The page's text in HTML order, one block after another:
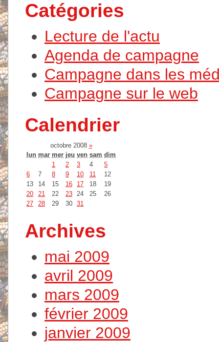
Catégories
Lecture de l'actu
Agenda de campagne
Campagne dans les
Campagne sur le web
Calendrier
octobre 2008 »
lun mar mer jeu ven sam dim
1
2 3 4
5
6
7 8 9 10 11
12
13
14 15 16 17 18
19
20
21 22 23 24 25
26
27
28 29 30 31
Archives
mai 2009
avril 2009
mars 2009
février 2009
janvier 2009